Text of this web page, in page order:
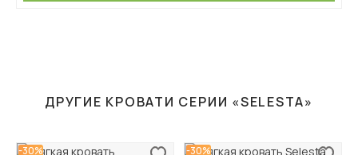
ДРУГИЕ КРОВАТИ СЕРИИ «SELESTA»
-30% -30%